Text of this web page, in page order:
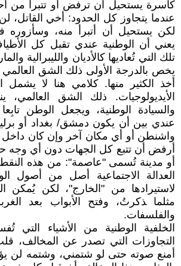
كأسرة يستحيل أن ترفض أو تتبرأ من
عندما يتجاوز كل الحدود: أخي القاتل،
لكن يستحيل أن أتبرأ منه، وسأزوره
يعني أن الوطنية عندي تقبل كل
تلك التي تُعاديها كالأديان والليبرالية
يخص بالدرجة الأولى ذلك الشق
أخذ الكثير منها. كلامي هنا لا يشمل
الأيديولوجيات. ذلك الشق العالمي،
والسيادة الوطنية، ويجعل الوطن
عندي بين أن يكون دمشق/ بغداد أو
واشنطن أو أي مكان آخر وإن كان داخل
أرفض أن تتبع كل الجهات دون أي وجه
أو مدينة تُسمى "عاصمة": من هذه
العدالة الاجتماعية أصل من أصول
لاستيرادها من "الخارج"، لكن يُمكن
مثلما ‍ذكرتُ، وفتح الأبواب بعد
والفلسفات.
الخلفية الوطنية من الأشياء التي
التجاوزات التي تصدر عن المخالف،
أمنع صوته حتى لو شتمني، وشتمه لن